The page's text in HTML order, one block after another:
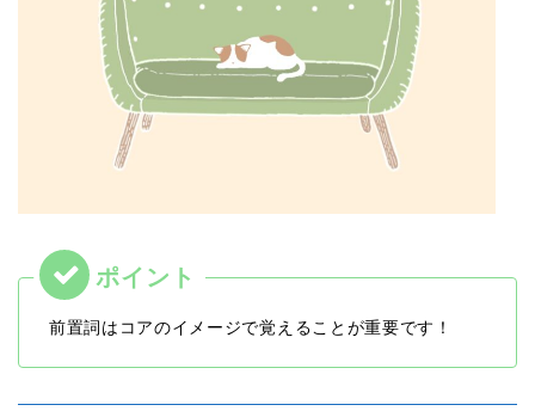
前置詞はコアのイメージで覚えることが重要です！